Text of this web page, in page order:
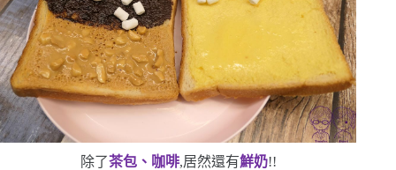
除了茶包、咖啡,居然還有鮮奶!!